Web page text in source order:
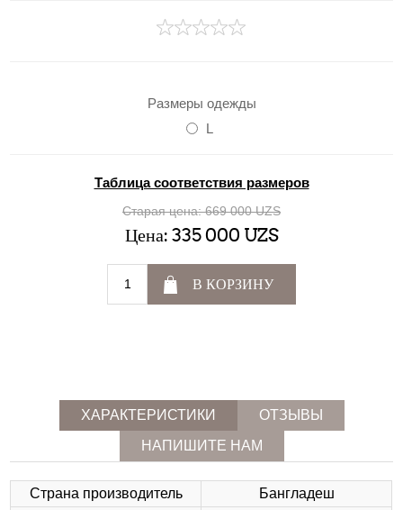
Размеры одежды
L
Таблица соответствия размеров
Старая цена: 669 000 UZS
Цена: 335 000 UZS
В КОРЗИНУ
ХАРАКТЕРИСТИКИ
ОТЗЫВЫ
НАПИШИТЕ НАМ
Страна производитель
Бангладеш